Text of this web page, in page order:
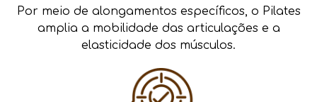
Por meio de alongamentos específicos, o Pilates
amplia a mobilidade das articulações e a
elasticidade dos músculos.